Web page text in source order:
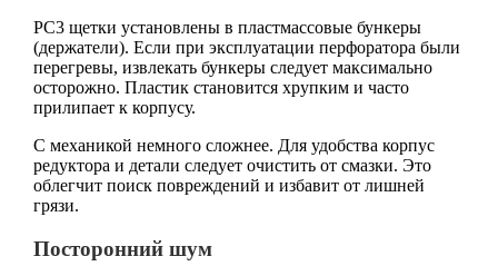
PC3 щетки установлены в пластмассовые бункеры
(держатели). Если при эксплуатации перфоратора были
перегревы, извлекать бункеры следует максимально
осторожно. Пластик становится хрупким и часто
прилипает к корпусу.
С механикой немного сложнее. Для удобства корпус
редуктора и детали следует очистить от смазки. Это
облегчит поиск повреждений и избавит от лишней
грязи.
Посторонний шум